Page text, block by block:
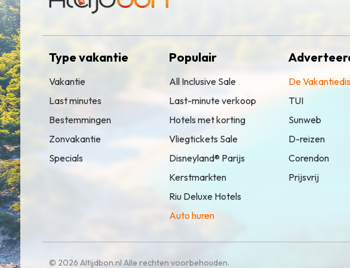
Type vakantie
Vakantie
Last minutes
Bestemmingen
Zonvakantie
Specials
Populair
All Inclusive Sale
Last-minute verkoop
Hotels met korting
Vliegtickets Sale
Disneyland® Parijs
Kerstmarkten
Riu Deluxe Hotels
Auto huren
De
TUI
Sunweb
D-reizen
Corendon
Prijsvrij
© 2026 Altijdbon.nl Alle rechten voorbehouden.